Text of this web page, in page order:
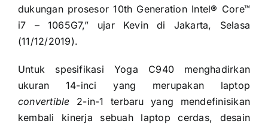
dukungan prosesor 10th Generation Intel® Core™
i7 – 1065G7,” ujar Kevin di Jakarta, Selasa
(11/12/2019).
Untuk spesifikasi Yoga C940 menghadirkan
ukuran 14-inci yang merupakan laptop
convertible 2-in-1 terbaru yang mendefinisikan
kembali kinerja sebuah laptop cerdas, desain